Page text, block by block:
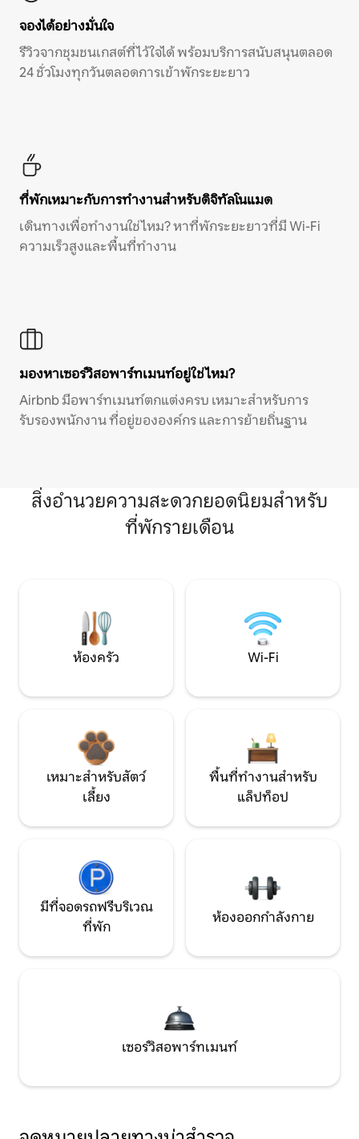
จองได้อย่างมั่นใจ
รีวิวจากชุมชนเกสต์ที่ไว้ใจได้ พร้อมบริการสนับสนุนตลอด
24 ชั่วโมงทุกวันตลอดการเข้าพักระยะยาว
ที่พักเหมาะกับการทำงานสำหรับดิจิทัลโนแมด
เดินทางเพื่อทำงานใช่ไหม? หาที่พักระยะยาวที่มี Wi-Fi
ความเร็วสูงและพื้นที่ทำงาน
มองหาเซอร์วิสอพาร์ทเมนท์อยู่ใช่ไหม?
Airbnb มีอพาร์ทเมนท์ตกแต่งครบ เหมาะสำหรับการ
รับรองพนักงาน ที่อยู่ขององค์กร และการย้ายถิ่นฐาน
สิ่งอำนวยความสะดวกยอดนิยมสำหรับ
ที่พักรายเดือน
ห้องครัว Wi-Fi
เหมาะสำหรับสัตว์
เลี้ยง
พื้นที่ทำงานสำหรับ
แล็ปท็อป
มีที่จอดรถฟรีบริเวณ
ที่พัก
ห้องออกกำลังกาย
เซอร์วิสอพาร์ทเมนท์